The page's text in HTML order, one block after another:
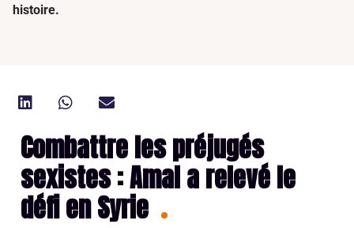
histoire.
Combattre les préjugés
sexistes : Amal a relevé le
défi en Syrie